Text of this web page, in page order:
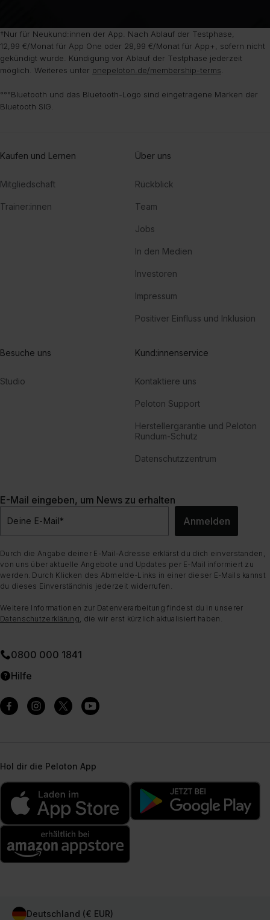
†Nur für Neukund:innen der App. Nach Ablauf der Testphase,
12,99 €/Monat für App One oder 28,99 €/Monat für App+, sofern nicht
gekündigt wurde. Kündigung vor Ablauf der Testphase jederzeit
möglich. Weiteres unter onepeloton.de/membership-terms
°°°Bluetooth und das Bluetooth-Logo sind eingetragene Marken der
Bluetooth SIG.
Kaufen und Lernen
Mitgliedschaft
Trainer:innen
Über uns
Rückblick
Team
Jobs
In den Medien
Investoren
Impressum
Positiver Einfluss und Inklusion
Besuche uns
Studio
Kund:innenservice
Kontaktiere uns
Peloton Support
Herstellergarantie und Peloton
Rundum-Schutz
Datenschutzzentrum
E-Mail eingeben, um News zu erhalten
Deine E-Mail* Anmelden
Durch die Angabe deiner E-Mail-Adresse erklärst du dich einverstanden,
von uns über aktuelle Angebote und Updates per E-Mail informiert zu
werden. Durch Klicken des Abmelde-Links in einer dieser E-Mails kannst
du dieses Einverständnis jederzeit widerrufen.
Weitere Informationen zur Datenverarbeitung findest du in unserer
Datenschutzerklärung, die wir erst kürzlich aktualisiert haben.
0800 000 1841
Hilfe
Hol dir die Peloton App
Deutschland (€ EUR)